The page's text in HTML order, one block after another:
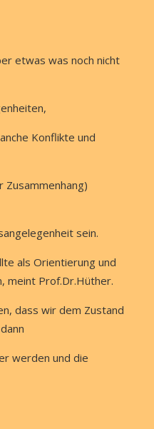
etwas was noch nicht
Konflikte und
Zusammenhang)
sein.
als Orientierung und
meint Prof.Dr.Hüther.
dass wir dem Zustand
werden und die